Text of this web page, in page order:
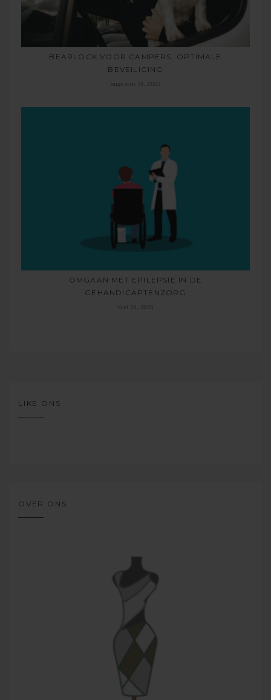
BEARLOCK VOOR CAMPERS: OPTIMALE
BEVEILIGING
augustus 18, 2025
OMGAAN MET EPILEPSIE IN DE
GEHANDICAPTENZORG
mei 28, 2025
LIKE ONS
OVER ONS